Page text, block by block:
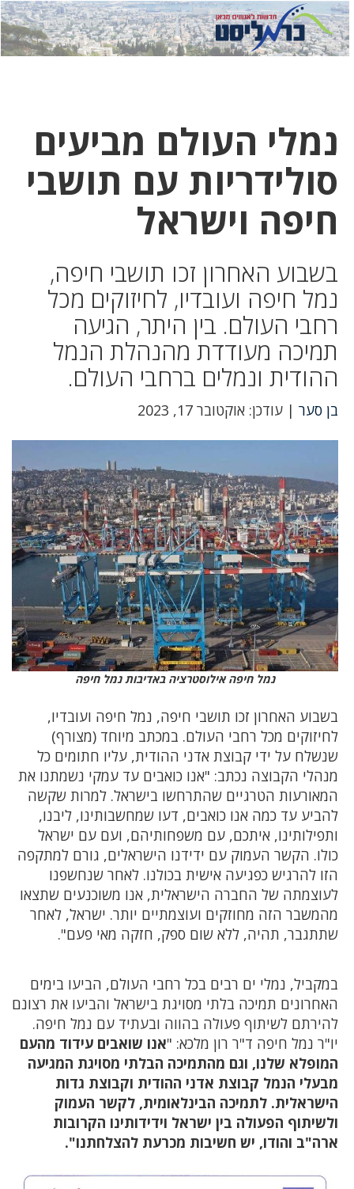
לחץ
כאן
לחץ
כדי
נמלי העולם מביעים
סולידריות עם תושבי
חיפה וישראל
בשבוע האחרון זכו תושבי חיפה,
נמל חיפה ועובדיו, לחיזוקים מכל
רחבי העולם. בין היתר, הגיעה
תמיכה מעודדת מהנהלת הנמל
ההודית ונמלים ברחבי העולם.
בן סער | עודכן: אוקטובר 17, 2023
נמל חיפה אילוסטרציה באדיבות נמל חיפה
בשבוע האחרון זכו תושבי חיפה, נמל חיפה ועובדיו,
לחיזוקים מכל רחבי העולם. במכתב מיוחד (מצורף)
שנשלח על ידי קבוצת אדני ההודית, עליו חתומים כל
מנהלי הקבוצה נכתב: "אנו כואבים עד עמקי נשמתנו את
המאורעות הטרגיים שהתרחשו בישראל. למרות שקשה
להביע עד כמה אנו כואבים, דעו שמחשבותינו, ליבנו,
ותפילותינו, איתכם, עם משפחותיהם, ועם עם ישראל
כולו. הקשר העמוק עם ידידנו הישראלים, גורם למתקפה
הזו להרגיש כפגיעה אישית בכולנו. לאחר שנחשפנו
לעוצמתה של החברה הישראלית, אנו משוכנעים שתצאו
מהמשבר הזה מחוזקים ועוצמתיים יותר. ישראל, לאחר
שתתגבר, תהיה, ללא שום ספק, חזקה מאי פעם".
במקביל, נמלי ים רבים בכל רחבי העולם, הביעו בימים
האחרונים תמיכה בלתי מסויגת בישראל והביעו את רצונם
להירתם לשיתוף פעולה בהווה ובעתיד עם נמל חיפה.
יו"ר נמל חיפה ד"ר רון מלכא: "אנו שואבים עידוד מהעם
המופלא שלנו, וגם מהתמיכה הבלתי מסויגת המגיעה
מבעלי הנמל קבוצת אדני ההודית וקבוצת גדות
הישראלית. לתמיכה הבינלאומית, לקשר העמוק
ולשיתוף הפעולה בין ישראל וידידותינו הקרובות
ארה"ב והודו, יש חשיבות מכרעת להצלחתנו".